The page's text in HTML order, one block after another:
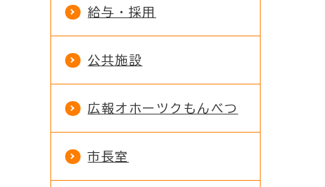
給与・採用
公共施設
広報オホーツクもんべつ
市長室